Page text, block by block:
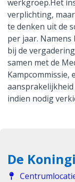
werkgroep.Het
verplichting,
te denken uit de
per jaar.
bij de
samen met de
Kampcommissie,
indien nodig
De